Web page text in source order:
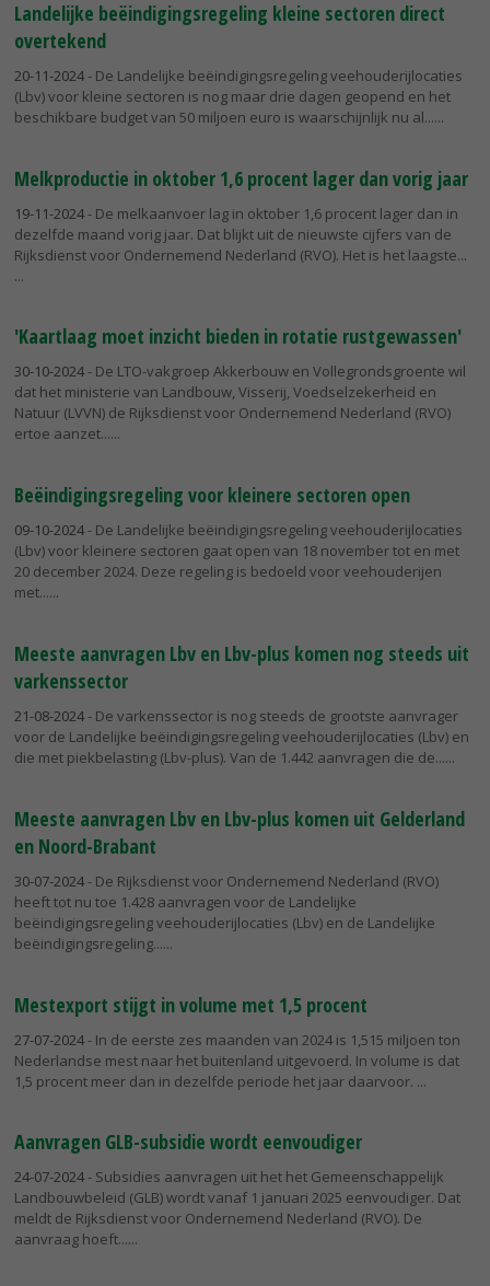
Landelijke beëindigingsregeling kleine sectoren direct
overtekend
20-11-2024- De Landelijke beëindigingsregeling veehouderijlocaties
(Lbv) voor kleine sectoren is nog maar drie dagen geopend en het
beschikbare budget van 50 miljoen euro is waarschijnlijk nu al...
Melkproductie in oktober 1,6 procent lager dan vorig jaar
19-11-2024- De melkaanvoer lag in oktober 1,6 procent lager dan in
dezelfde maand vorig jaar. Dat blijkt uit de nieuwste cijfers van de
Rijksdienst voor Ondernemend Nederland (RVO). Het is het laagste...
'Kaartlaag moet inzicht bieden in rotatie rustgewassen'
30-10-2024- De LTO-vakgroep Akkerbouw en Vollegrondsgroente wil
dat het ministerie van Landbouw, Visserij, Voedselzekerheid en
Natuur (LVVN) de Rijksdienst voor Ondernemend Nederland (RVO)
ertoe aanzet...
Beëindigingsregeling voor kleinere sectoren open
09-10-2024- De Landelijke beëindigingsregeling veehouderijlocaties
(Lbv) voor kleinere sectoren gaat open van 18 november tot en met
20 december 2024. Deze regeling is bedoeld voor veehouderijen
met...
Meeste aanvragen Lbv en Lbv-plus komen nog steeds uit
varkenssector
21-08-2024- De varkenssector is nog steeds de grootste aanvrager
voor de Landelijke beëindigingsregeling veehouderijlocaties (Lbv) en
die met piekbelasting (Lbv-plus). Van de 1.442 aanvragen die de...
Meeste aanvragen Lbv en Lbv-plus komen uit Gelderland
en Noord-Brabant
30-07-2024- De Rijksdienst voor Ondernemend Nederland (RVO)
heeft tot nu toe 1.428 aanvragen voor de Landelijke
beëindigingsregeling veehouderijlocaties (Lbv) en de Landelijke
beëindigingsregeling...
Mestexport stijgt in volume met 1,5 procent
27-07-2024- In de eerste zes maanden van 2024 is 1,515 miljoen ton
Nederlandse mest naar het buitenland uitgevoerd. In volume is dat
1,5 procent meer dan in dezelfde periode het jaar daarvoor.
Aanvragen GLB-subsidie wordt eenvoudiger
24-07-2024- Subsidies aanvragen uit het het Gemeenschappelijk
Landbouwbeleid (GLB) wordt vanaf 1 januari 2025 eenvoudiger. Dat
meldt de Rijksdienst voor Ondernemend Nederland (RVO). De
aanvraag hoeft...